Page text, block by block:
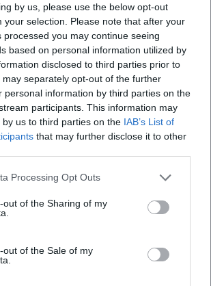
by us, please use the below opt-out
your selection. Please note that after your
processed you may continue seeing
based on personal information utilized by
disclosed to third parties prior to
separately opt-out of the further
personal information by third parties on the
participants. This information may
us to third parties on the IAB’s List of
that may further disclose it to other
Processing Opt Outs
out of the Sharing of my
out of the Sale of my
Achsenräume Bayreuths. Die
wird von der Stadt im
mit der Innenstadterneuerung als
beschrieben, den viele Bayreuther
Markt nennen; im Zuge der
wurde dieser Bereich zum
entwickelt. Das ist für Besucher
erklärt, warum der Neue Brunnen
Er steht nicht isoliert, sondern in
öffentlichen Raum, der auf
Bewegung und Nutzbarkeit
selbst, sondern auch die typische
historischer Kulisse und
Fragen
Brunnen in Bayreuth?
begehbar und für Kinder
den Neuen Brunnen zu Fuß?